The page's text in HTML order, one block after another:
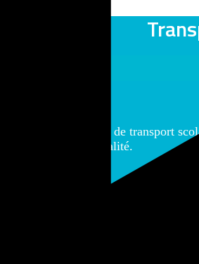
propose un service de transport
la continuité et la qualité.